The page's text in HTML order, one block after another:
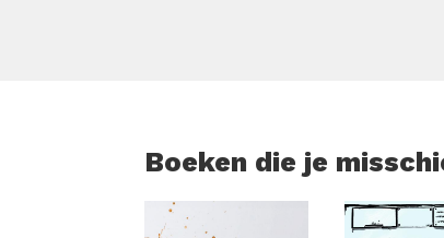
Boeken die je